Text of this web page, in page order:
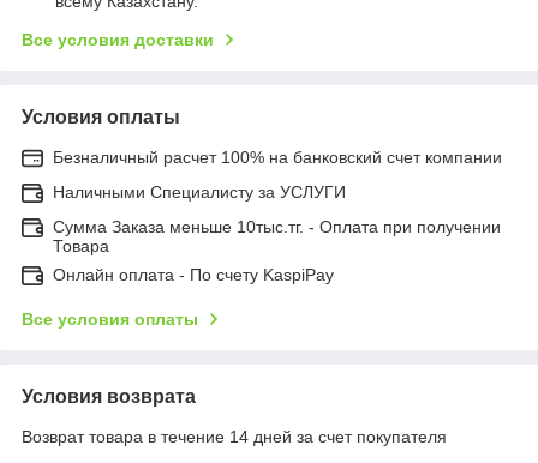
Все условия доставки
Условия оплаты
Безналичный расчет 100% на банковский счет компании
Наличными Специалисту за УСЛУГИ
Сумма Заказа меньше 10тыс.тг. - Оплата при получении
Товара
Онлайн оплата - По счету KaspiPay
Все условия оплаты
Условия возврата
Возврат товара в течение 14 дней за счет покупателя